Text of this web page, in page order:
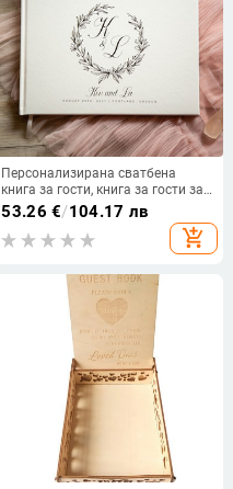
Персонализирана сватбена
книга за гости, книга за гости за
сватба или книга за подписване
на годежни партита, книга за
подписване за сватби
53.26 €/104.17 лв
add_shopping_cart